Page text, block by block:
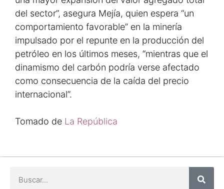
del sector”, asegura Mejía, quien espera “un
comportamiento favorable” en la minería
impulsado por el repunte en la producción del
petróleo en los últimos meses, “mientras que el
dinamismo del carbón podría verse afectado
como consecuencia de la caída del precio
internacional”.
Tomado de La República